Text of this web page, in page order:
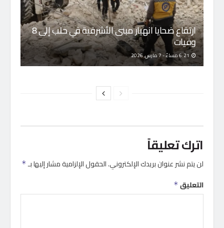
ارتفاع ضحايا انهيار مبنى الأشرفية في حلب إلى 8
وفيات
اترك تعليقاً
لن يتم نشر عنوان بريدك الإلكتروني.الحقول الإلزامية مشار إليها بـ *
التعليق *